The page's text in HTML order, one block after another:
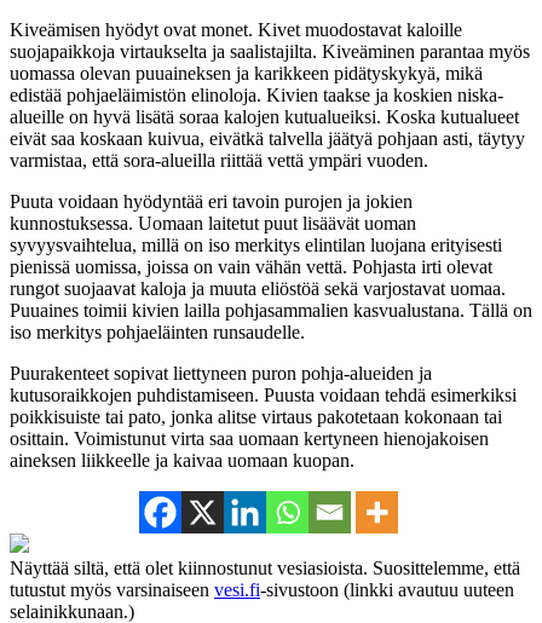
Kiveämisen hyödyt ovat monet. Kivet muodostavat kaloille
suojapaikkoja virtaukselta ja saalistajilta. Kiveäminen parantaa myös
uomassa olevan puuaineksen ja karikkeen pidätyskykyä, mikä
edistää pohjaeläimistön elinoloja. Kivien taakse ja koskien niska-
alueille on hyvä lisätä soraa kalojen kutualueiksi. Koska kutualueet
eivät saa koskaan kuivua, eivätkä talvella jäätyä pohjaan asti, täytyy
varmistaa, että sora-alueilla riittää vettä ympäri vuoden.
Puuta voidaan hyödyntää eri tavoin purojen ja jokien
kunnostuksessa. Uomaan laitetut puut lisäävät uoman
syvyysvaihtelua, millä on iso merkitys elintilan luojana erityisesti
pienissä uomissa, joissa on vain vähän vettä. Pohjasta irti olevat
rungot suojaavat kaloja ja muuta eliöstöä sekä varjostavat uomaa.
Puuaines toimii kivien lailla pohjasammalien kasvualustana. Tällä on
iso merkitys pohjaeläinten runsaudelle.
Puurakenteet sopivat liettyneen puron pohja-alueiden ja
kutusoraikkojen puhdistamiseen. Puusta voidaan tehdä esimerkiksi
poikkisuiste tai pato, jonka alitse virtaus pakotetaan kokonaan tai
osittain. Voimistunut virta saa uomaan kertyneen hienojakoisen
aineksen liikkeelle ja kaivaa uomaan kuopan.
Näyttää siltä, että olet kiinnostunut vesiasioista. Suosittelemme, että
tutustut myös varsinaiseen vesi.fi-sivustoon (linkki avautuu uuteen
selainikkunaan.)